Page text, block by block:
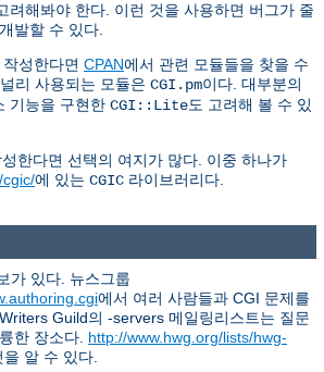
려해봐야 한다. 이런 것을 사용하면 버그가 줄
발할 수 있다.
성한다면 CPAN에서 관련 모듈들을 찾을 수
리 사용되는 모듈은 CGI.pm이다. 대부분의
기능을 구현한 CGI::Lite도 고려해 볼 수 있
한다면 선택의 여지가 많다. 이중 하나가
cgic/에 있는 CGIC 라이브러리다.
가 있다. 뉴스그룹
에서 여러 사람들과 CGI 문제를
Guild의 -servers 메일링리스트는 질문
한 장소다. http://www.hwg.org/lists/hwg-
알 수 있다.